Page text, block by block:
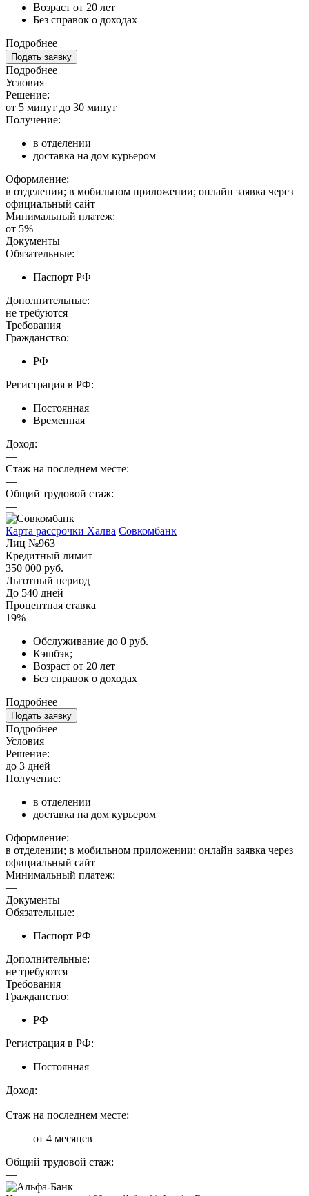
Возраст от 20 лет
Без справок о доходах
Подробнее
Подать заявку
Подробнее
Условия
Решение:
от 5 минут до 30 минут
Получение:
в отделении
доставка на дом курьером
Оформление:
в отделении; в мобильном приложении; онлайн заявка через
официальный сайт
Минимальный платеж:
от 5%
Документы
Обязательные:
Паспорт РФ
Дополнительные:
не требуются
Требования
Гражданство:
РФ
Регистрация в РФ:
Постоянная
Временная
Доход:
—
Стаж на последнем месте:
—
Общий трудовой стаж:
—
Карта рассрочки Халва Совкомбанк
Лиц №963
Кредитный лимит
350 000 руб.
Льготный период
До 540 дней
Процентная ставка
19%
Обслуживание до 0 руб.
Кэшбэк;
Возраст от 20 лет
Без справок о доходах
Подробнее
Подать заявку
Подробнее
Условия
Решение:
до 3 дней
Получение:
в отделении
доставка на дом курьером
Оформление:
в отделении; в мобильном приложении; онлайн заявка через
официальный сайт
Минимальный платеж:
—
Документы
Обязательные:
Паспорт РФ
Дополнительные:
не требуются
Требования
Гражданство:
РФ
Регистрация в РФ:
Постоянная
Доход:
—
Стаж на последнем месте:
от 4 месяцев
Общий трудовой стаж:
—